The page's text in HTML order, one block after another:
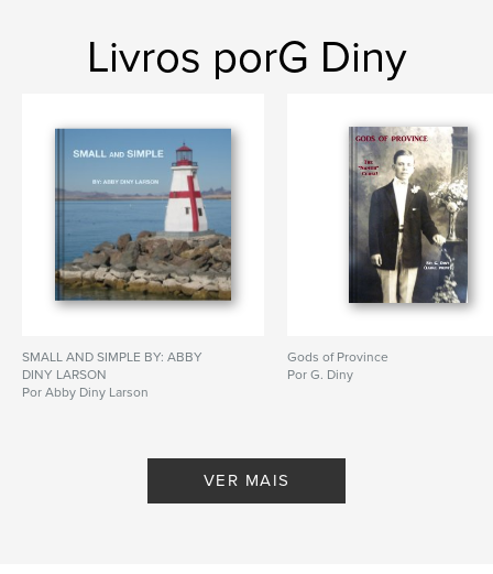
Livros porG Diny
SMALL AND SIMPLE BY: ABBY
DINY LARSON
Por Abby Diny Larson
Gods of Province
Por G. Diny
VER MAIS